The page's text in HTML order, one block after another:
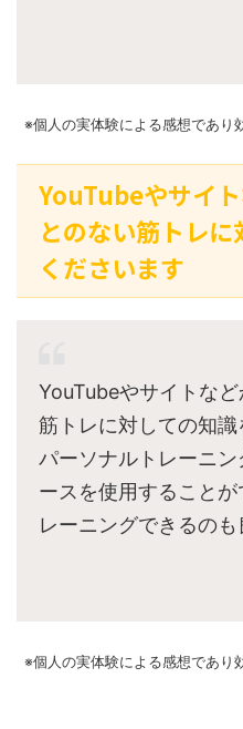
※個人の実体験による感想であり
YouTubeやサイ
とのない筋トレ
くださいます
YouTubeやサイトな
筋トレに対しての知識
パーソナルトレーニ
ースを使用すること
レーニングできるのも
※個人の実体験による感想であり